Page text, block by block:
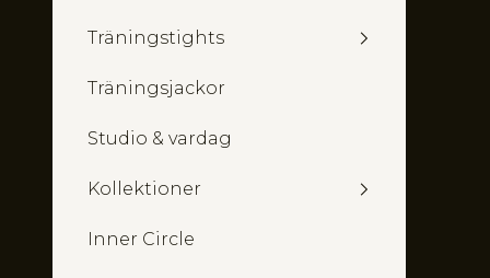
Träningstights
Träningsjackor
Studio & vardag
Kollektioner
Inner Circle